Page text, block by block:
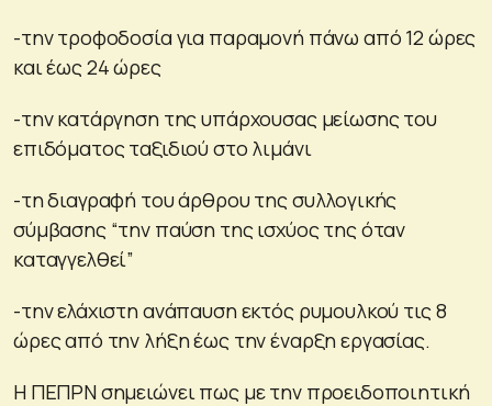
-την τροφοδοσία για παραμονή πάνω από 12 ώρες
και έως 24 ώρες
-την κατάργηση της υπάρχουσας μείωσης του
επιδόματος ταξιδιού στο λιμάνι
-τη διαγραφή του άρθρου της συλλογικής
σύμβασης “την παύση της ισχύος της όταν
καταγγελθεί”
-την ελάχιστη ανάπαυση εκτός ρυμουλκού τις 8
ώρες από την λήξη έως την έναρξη εργασίας.
Η ΠΕΠΡΝ σημειώνει πως με την προειδοποιητική